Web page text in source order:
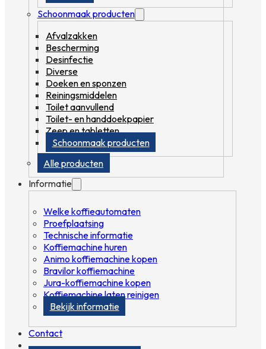
Schoonmaak producten
Afvalzakken
Bescherming
Desinfectie
Diverse
Doeken en sponzen
Reiningsmiddelen
Toilet aanvullend
Toilet- en handdoekpapier
Zeep en tabletten
Schoonmaak producten
Alle producten
Informatie
Welke koffieautomaten
Proefplaatsing
Technische informatie
Koffiemachine huren
Animo koffiemachine kopen
Bravilor koffiemachine
Jura-koffiemachine kopen
Koffiemachine laten reinigen
Bekijk informatie
Contact